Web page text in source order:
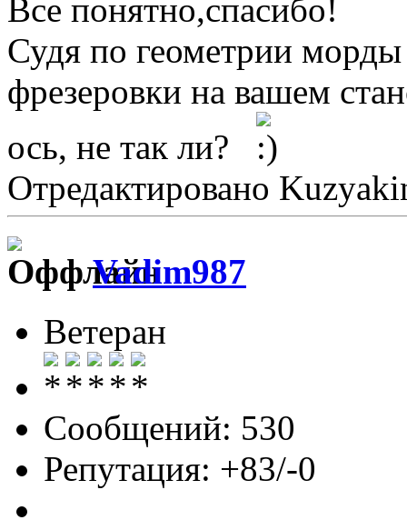
Все понятно,спасибо!
Судя по геометрии
фрезеровки на вашем
ось, не так ли?
Отредактировано
Vadim987
Ветеран
Сообщений: 530
Репутация: +83/-0